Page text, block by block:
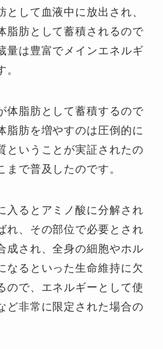
として血液中に放出され、
脂肪として蓄積されるので
量は豊富でメインエネルギ
体脂肪として蓄積するので
脂肪を増やすのは圧倒的に
ということが実証されたの
まで普及したのです。
入るとアミノ酸に分解され
れ、その部位で必要とされ
成され、全身の細胞やホル
なるといった生命維持に欠
ので、エネルギーとして使
ど非常に限定された場合の